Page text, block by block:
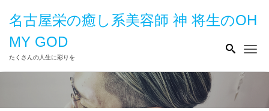
名古屋栄の癒し系美容師 神 将生のOH
MY GOD
たくさんの人生に彩りを